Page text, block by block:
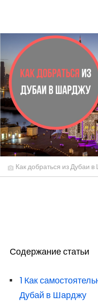
Как добраться из Дубаи
Содержание статьи
1 Как
Дубай в Шарджу